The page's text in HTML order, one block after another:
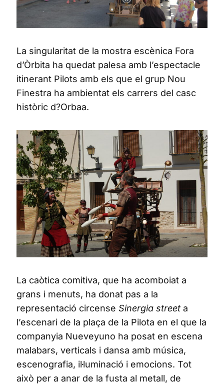
La singularitat de la mostra escènica Fora
d’Òrbita ha quedat palesa amb l’espectacle
itinerant Pilots amb els que el grup Nou
Finestra ha ambientat els carrers del casc
històric d?Orbaa.
La caòtica comitiva, que ha acomboiat a
grans i menuts, ha donat pas a la
representació circense Sinergia street a
l’escenari de la plaça de la Pilota en el que la
companyia Nueveyuno ha posat en escena
malabars, verticals i dansa amb música,
escenografia, il·luminació i emocions. Tot
això per a anar de la fusta al metall, de